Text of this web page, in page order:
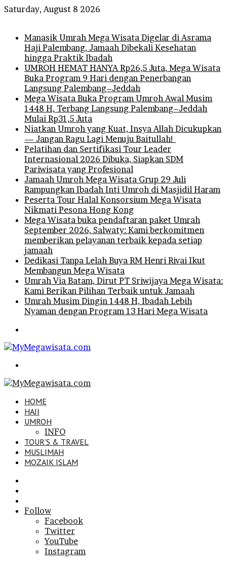
Saturday, August 8 2026
Manasik Umrah Mega Wisata Digelar di Asrama
Haji Palembang, Jamaah Dibekali Kesehatan
hingga Praktik Ibadah
UMROH HEMAT HANYA Rp26,5 Juta, Mega Wisata
Buka Program 9 Hari dengan Penerbangan
Langsung Palembang–Jeddah
Mega Wisata Buka Program Umroh Awal Musim
1448 H, Terbang Langsung Palembang–Jeddah
Mulai Rp31,5 Juta
Niatkan Umroh yang Kuat, Insya Allah Dicukupkan
— Jangan Ragu Lagi Menuju Baitullah!
Pelatihan dan Sertifikasi Tour Leader
Internasional 2026 Dibuka, Siapkan SDM
Pariwisata yang Profesional
Jamaah Umroh Mega Wisata Grup 29 Juli
Rampungkan Ibadah Inti Umroh di Masjidil Haram
Peserta Tour Halal Konsorsium Mega Wisata
Nikmati Pesona Hong Kong
Mega Wisata buka pendaftaran paket Umrah
September 2026, Salwaty: Kami berkomitmen
memberikan pelayanan terbaik kepada setiap
jamaah
Dedikasi Tanpa Lelah Buya RM Henri Rivai Ikut
Membangun Mega Wisata
Umrah Via Batam, Dirut PT Sriwijaya Mega Wisata:
Kami Berikan Pilihan Terbaik untuk Jamaah
Umrah Musim Dingin 1448 H, Ibadah Lebih
Nyaman dengan Program 13 Hari Mega Wisata
HOME
HAJI
UMROH
INFO
TOUR’S & TRAVEL
MUSLIMAH
MOZAIK ISLAM
In
Follow
Facebook
Twitter
YouTube
Instagram